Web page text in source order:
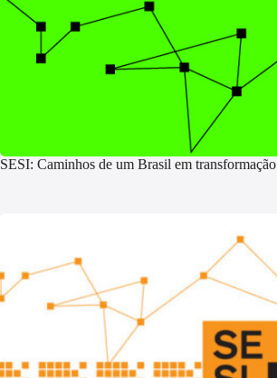
SESI: Caminhos de um Brasil em transformação